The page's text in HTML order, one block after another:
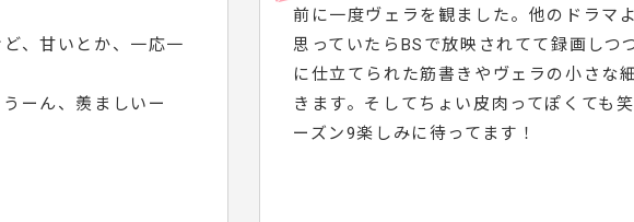
、甘いとか、一応一
ーん、羨ましいー
前に一度ヴェラを観ました。他のドラマ
思っていたらBSで放映されてて録画しつ
に仕立てられた筋書きやヴェラの小さな
きます。そしてちょい皮肉ってぽくても
ーズン9楽しみに待ってます！